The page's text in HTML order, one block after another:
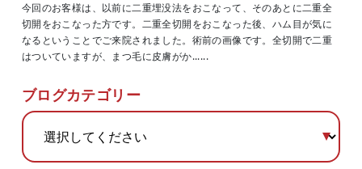
今回のお客様は、以前に二重埋没法をおこなって、そのあとに二重全
切開をおこなった方です。二重全切開をおこなった後、ハム目が気に
なるということでご来院されました。術前の画像です。全切開で二重
はついていますが、まつ毛に皮膚がか......
ブログカテゴリー